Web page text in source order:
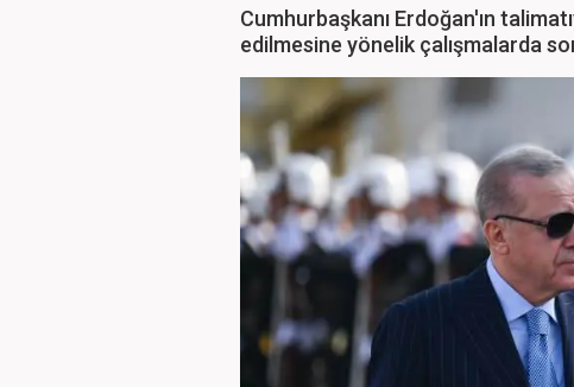
Cumhurbaşkanı Erdoğan'ın
edilmesine yönelik çalışmalarda